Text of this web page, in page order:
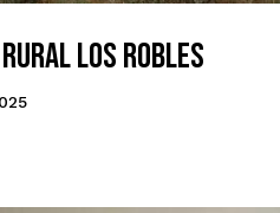
Los Robles